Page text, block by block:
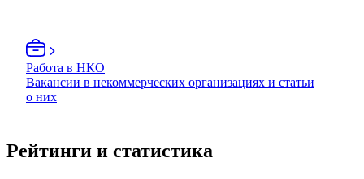
Работа в НКО
Вакансии в некоммерческих организациях и статьи
о них
Рейтинги и статистика